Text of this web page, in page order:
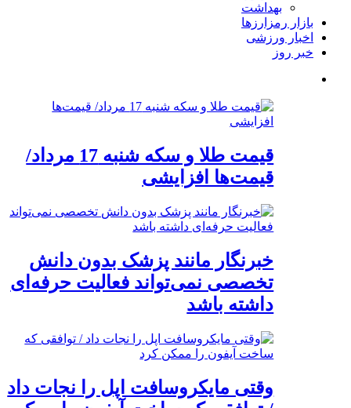
بهداشت
بازار رمزارزها
اخبار ورزشی
خبر روز
قیمت طلا و سکه شنبه 17 مرداد/
قیمت‌ها افزایشی
خبرنگار مانند پزشک بدون دانش
تخصصی نمی‌تواند فعالیت حرفه‌ای
داشته باشد
وقتی مایکروسافت اپل را نجات داد